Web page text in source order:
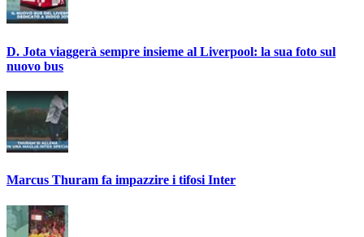
D. Jota viaggerà sempre insieme al Liverpool: la sua foto sul
nuovo bus
Marcus Thuram fa impazzire i tifosi Inter